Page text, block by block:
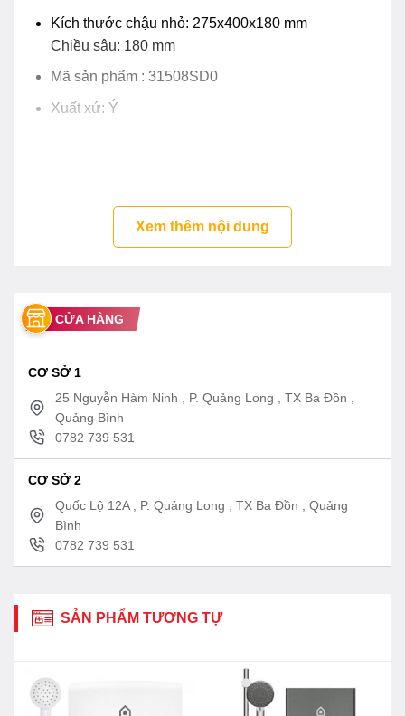
Kích thước chậu nhỏ: 275x400x180 mm
Chiều sâu: 180 mm
Mã sản phẩm : 31508SD0
Xuất xứ: Ý
Xem thêm nội dung
CỬA HÀNG
CƠ SỞ 1
25 Nguyễn Hàm Ninh , P. Quảng Long , TX Ba Đồn ,
Quảng Bình
0782 739 531
CƠ SỞ 2
Quốc Lộ 12A , P. Quảng Long , TX Ba Đồn , Quảng
Bình
0782 739 531
SẢN PHẨM TƯƠNG TỰ